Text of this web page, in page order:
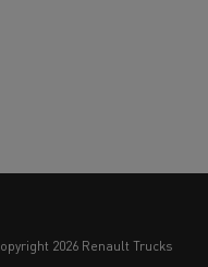
copyright 2026 Renault Trucks